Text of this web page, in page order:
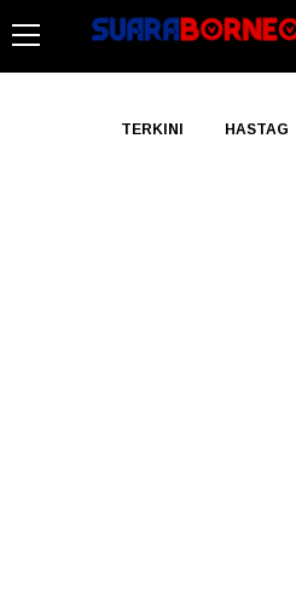
TERKINI HASTAG